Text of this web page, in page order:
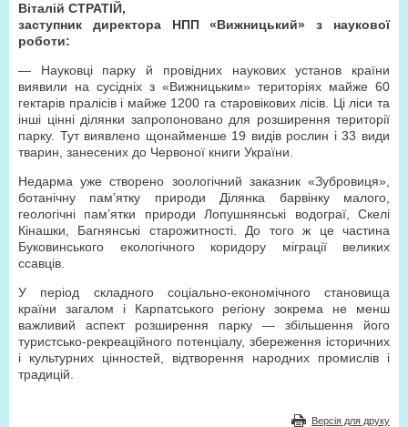
Віталій СТРАТІЙ,
заступник директора НПП «Вижницький» з наукової
роботи:
— Науковці парку й провідних наукових установ країни
виявили на сусідніх з «Вижницьким» територіях майже 60
гектарів пралісів і майже 1200 га старовікових лісів. Ці ліси та
інші цінні ділянки запропоновано для розширення території
парку. Тут виявлено щонайменше 19 видів рослин і 33 види
тварин, занесених до Червоної книги України.
Недарма уже створено зоологічний заказник «Зубровиця»,
ботанічну пам’ятку природи Ділянка барвінку малого,
геологічні пам’ятки природи Лопушнянські водограї, Скелі
Кінашки, Багнянські старожитності. До того ж це частина
Буковинського екологічного коридору міграції великих
ссавців.
У період складного соціально-економічного становища
країни загалом і Карпатського регіону зокрема не менш
важливий аспект розширення парку — збільшення його
туристсько-рекреаційного потенціалу, збереження історичних
і культурних цінностей, відтворення народних промислів і
традицій.
Версія для друку